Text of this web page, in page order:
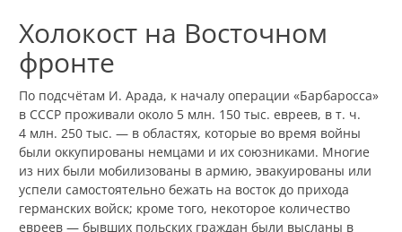
Холокост на Восточном
фронте
По подсчётам И. Арада, к началу операции «Барбаросса»
в СССР проживали около 5 млн. 150 тыс. евреев, в т. ч.
4 млн. 250 тыс. — в областях, которые во время войны
были оккупированы немцами и их союзниками. Многие
из них были мобилизованы в армию, эвакуированы или
успели самостоятельно бежать на восток до прихода
германских войск; кроме того, некоторое количество
евреев — бывших польских граждан были высланы в